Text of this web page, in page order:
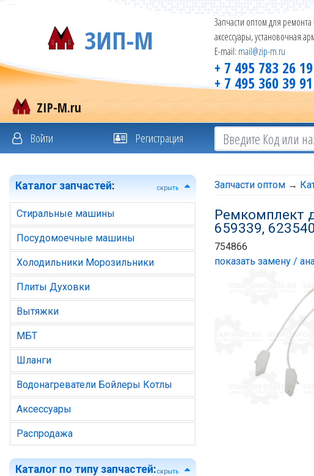
ЗИП-М
Запчасти оптом для
аксессуары, установочная
E-mail: mail@zip-m.ru
+ 7 495 783 26 19
+ 7 495 360 39 91
ZIP-M.ru
Войти Регистрация
Каталог запчастей: скрыть
Стиральные машины
Посудомоечные машины
Холодильники Морозильники
Плиты Духовки
Вытяжки
МБТ
Шланги
Водонагреватели Бойлеры Котлы
Аксессуары
Распродажа
Каталог по типу запчастей:скрыть
Запчасти оптом →
Ремкомплект
659339,
754866
показать замену /